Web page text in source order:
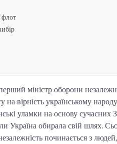
міністр оборони
вірність українському
уламки на основу
Україна обирала свій шлях.
починається з